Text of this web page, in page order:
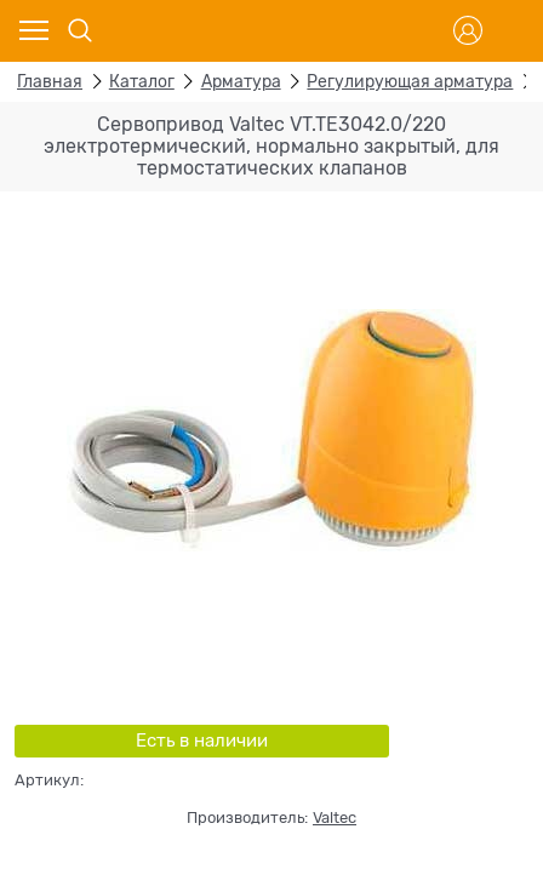
Главная Каталог Арматура Регулирующая арматура
Сервопривод Valtec VT.TE3042.0/220
электротермический, нормально закрытый, для
термостатических клапанов
Есть в наличии
Артикул:
Производитель: Valtec